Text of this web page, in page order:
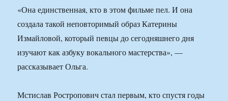
«Она единственная, кто в этом фильме пел. И она
создала такой неповторимый образ Катерины
Измайловой, который певцы до сегодняшнего дня
изучают как азбуку вокального мастерства», —
рассказывает Ольга.
Мстислав Ростропович стал первым, кто спустя годы